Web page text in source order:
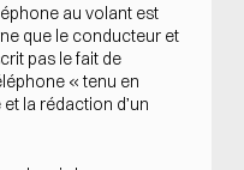
au volant est
que le conducteur et
pas le fait de
« tenu en
la rédaction d’un